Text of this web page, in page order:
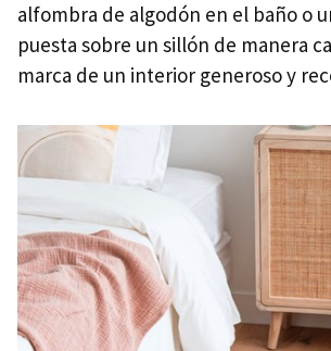
alfombra de algodón en el baño o
puesta sobre un sillón de manera
marca de un interior generoso y